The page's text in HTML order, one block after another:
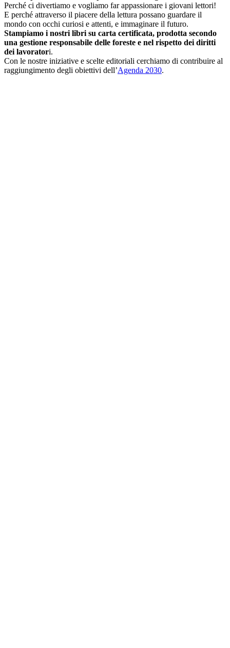
Perché ci divertiamo e vogliamo far appassionare i giovani lettori!
E perché attraverso il piacere della lettura possano guardare il
mondo con occhi curiosi e attenti, e immaginare il futuro.
Stampiamo i nostri libri su carta certificata, prodotta secondo
una gestione responsabile delle foreste e nel rispetto dei diritti
dei lavoratori.
Con le nostre iniziative e scelte editoriali cerchiamo di contribuire al
raggiungimento degli obiettivi dell’Agenda 2030.